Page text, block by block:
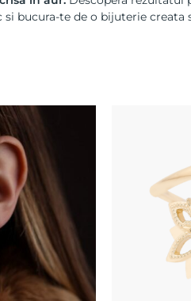
si bucura-te de o bijuterie creata